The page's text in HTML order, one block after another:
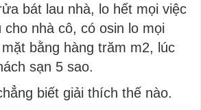
bát lau nhà, lo hết mọi việc
nhà cô, có osin lo mọi
bằng hàng trăm m2, lúc
sạn 5 sao.
biết giải thích thế nào.